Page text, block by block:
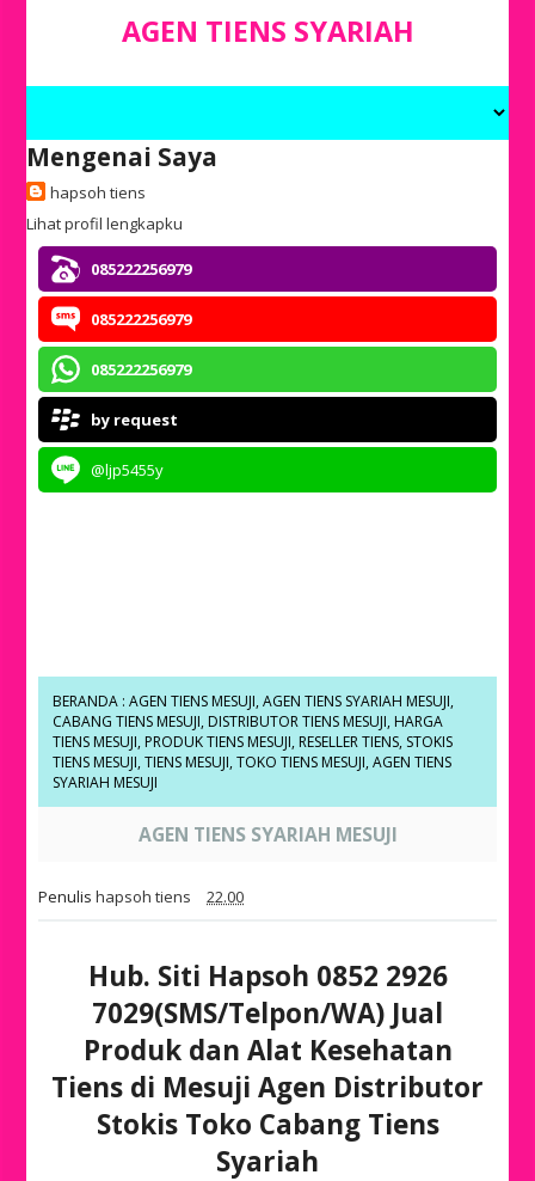
AGEN TIENS SYARIAH
Mengenai Saya
hapsoh tiens
Lihat profil lengkapku
085222256979
085222256979
085222256979
by request
@ljp5455y
BERANDA :AGEN TIENS MESUJI,AGEN TIENS SYARIAH MESUJI,
CABANG TIENS MESUJI, DISTRIBUTOR TIENS MESUJI, HARGA
TIENS MESUJI, PRODUK TIENS MESUJI, RESELLER TIENS, STOKIS
TIENS MESUJI,TIENS MESUJI,TOKO TIENS MESUJI,AGEN TIENS
SYARIAH MESUJI
AGEN TIENS SYARIAH MESUJI
Penulishapsoh tiens 22.00
Hub. Siti Hapsoh 0852 2926
7029(SMS/Telpon/WA) Jual
Produk dan Alat Kesehatan
Tiens di Mesuji Agen Distributor
Stokis Toko Cabang Tiens
Syariah